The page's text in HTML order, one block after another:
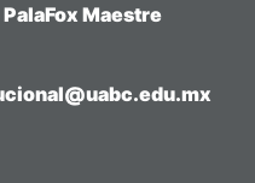
Maestre